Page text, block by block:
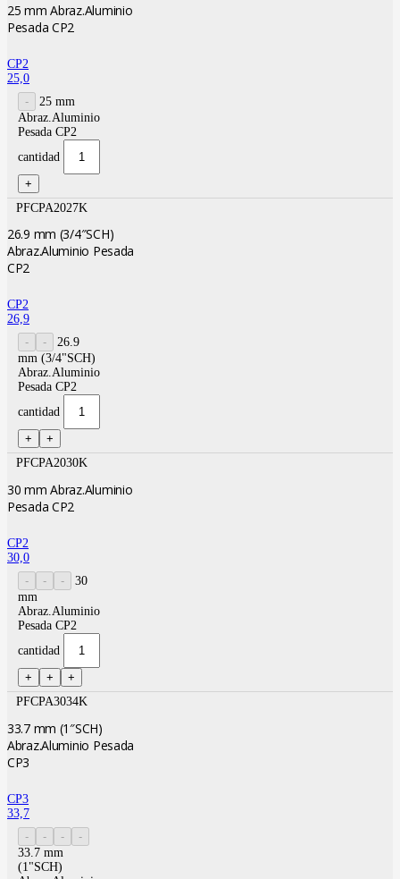
25 mm Abraz.Aluminio
Pesada CP2
CP2
25,0
25 mm
Abraz.Aluminio
Pesada CP2
cantidad
PFCPA2027K
26.9 mm (3/4″SCH)
Abraz.Aluminio Pesada
CP2
CP2
26,9
26.9
mm (3/4"SCH)
Abraz.Aluminio
Pesada CP2
cantidad
PFCPA2030K
30 mm Abraz.Aluminio
Pesada CP2
CP2
30,0
30
mm
Abraz.Aluminio
Pesada CP2
cantidad
PFCPA3034K
33.7 mm (1″SCH)
Abraz.Aluminio Pesada
CP3
CP3
33,7
33.7 mm
(1"SCH)